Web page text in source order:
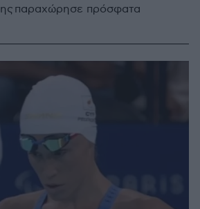
παραχώρησε πρόσφατα